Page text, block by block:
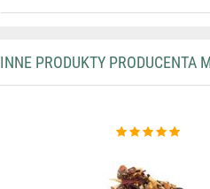
INNE PRODUKTY PRODUCENTA